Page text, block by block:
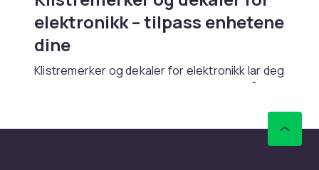
elektronikk – tilpass enhetene
dine
Klistremerker og dekaler for elektronikk lar deg
personliggjøre og beskytte overflaten på